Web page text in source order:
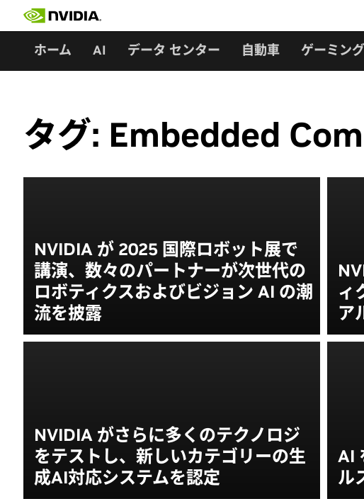
ホーム AI データ センター 自動車 ゲーミング
タグ: Embedded
NVIDIA が 2025 国際ロボット展で
講演、数々のパートナーが次世代の
ロボティクスおよびビジョン AI の潮
流を披露
ィ
ア
NVIDIA がさらに多くのテクノロジ
をテストし、新しいカテゴリーの生
成AI対応システムを認定
AI
ル